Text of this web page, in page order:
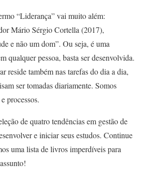
“Liderança” vai muito além:
Mário Sérgio Cortella (2017),
e não um dom”. Ou seja, é uma
qualquer pessoa, basta ser desenvolvida.
reside também nas tarefas do dia a dia,
ser tomadas diariamente. Somos
processos.
de quatro tendências em gestão de
e iniciar seus estudos. Continue
uma lista de livros imperdíveis para